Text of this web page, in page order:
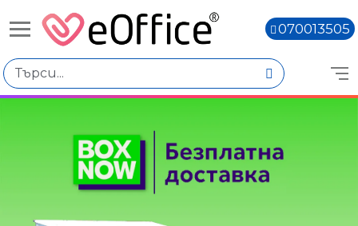
070013505
Избери по
Цена
€0.31 - €0.40
Количество
Наличен